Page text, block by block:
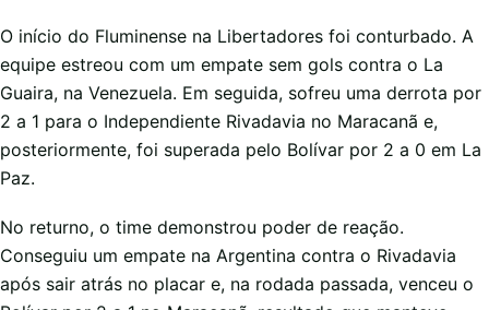
O início do Fluminense na Libertadores foi conturbado. A
equipe estreou com um empate sem gols contra o La
Guaira, na Venezuela. Em seguida, sofreu uma derrota por
2 a 1 para o Independiente Rivadavia no Maracanã e,
posteriormente, foi superada pelo Bolívar por 2 a 0 em La
Paz.
No returno, o time demonstrou poder de reação.
Conseguiu um empate na Argentina contra o Rivadavia
após sair atrás no placar e, na rodada passada, venceu o